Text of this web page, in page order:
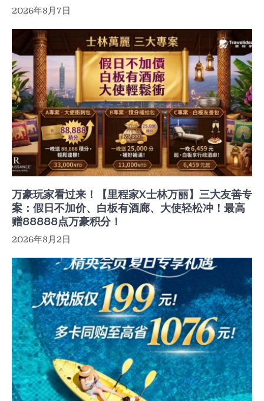
2026年8月7日
万豪玩家看过来！【里程家X士林万丽】三大友善专
案：假日不加价、白板有酒廊、大使轻松冲！最高
赠88888点万豪积分！
2026年8月2日